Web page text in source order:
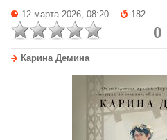
12 марта 2026, 08:20 182
0
Карина Демина